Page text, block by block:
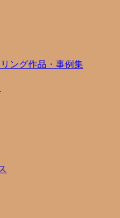
ング作品・事例集